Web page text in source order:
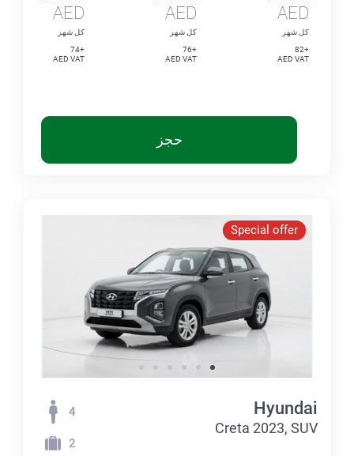
AED
كل شهر
+82
AED VAT
AED
كل شهر
+76
AED VAT
AED
كل شهر
+74
AED VAT
حجز
Special offer
Hyundai
Creta 2023, SUV
4
2